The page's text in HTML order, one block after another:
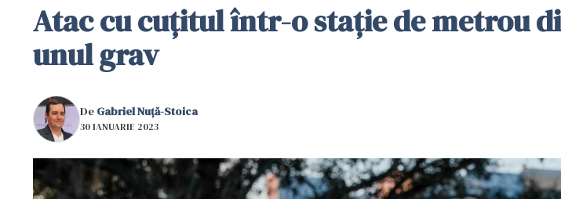
Atac cu cuţitul într-o staţie de metrou
unul grav
De Gabriel Nuță-Stoica
30 IANUARIE 2023